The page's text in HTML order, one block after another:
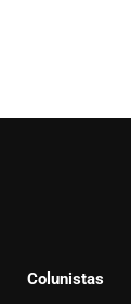
Colunistas